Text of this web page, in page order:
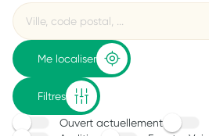
Rechercher
établissement
Veuillez
renseigner
une
adresse
{{count}}
résultat(s)
trouvé(s)
Me localiser
Filtres
Ouvert actuellement